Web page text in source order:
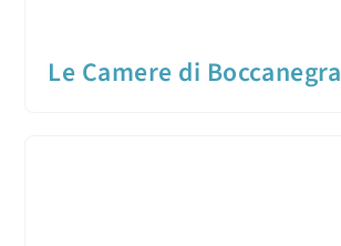
Le Camere di Boccanegra